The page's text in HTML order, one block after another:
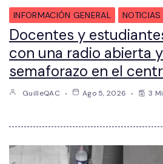
INFORMACIÓN GENERAL NOTICIAS
Docentes y
con una radio abierta
semaforazo en el
GuilleQAC Ago 5, 2026 3